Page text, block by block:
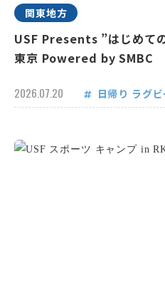
関東地方
USF Presents ”はじめて
東京 Powered by SMBC
2026.07.20 日帰り ラグビ